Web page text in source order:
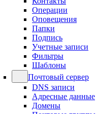
Операции
Оповещения
Папки
Подпись
Учетные записи
Фильтры
Шаблоны
Почтовый сервер
DNS записи
Адресные данные
Домены